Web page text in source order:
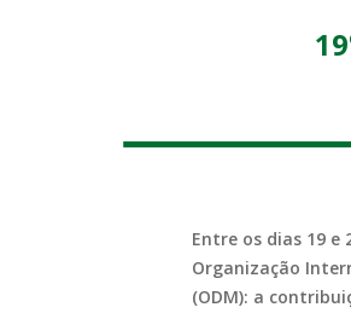
Entre os dias 19 e
Organização
(ODM): a